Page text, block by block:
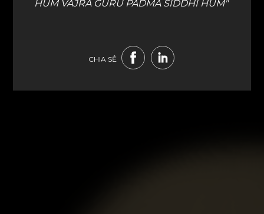
HUM VAJRA GURU PADMA SIDDHI HUM"
CHIA SẺ